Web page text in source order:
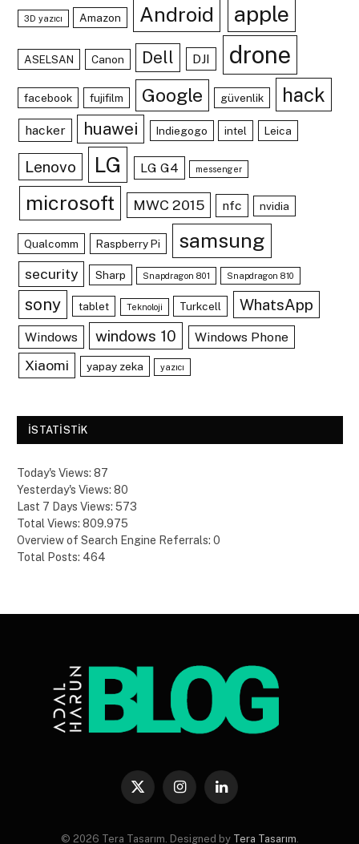
3D yazıcı Amazon Android apple
ASELSAN Canon Dell DJI drone
facebook fujifilm Google güvenlik hack
hacker huawei Indiegogo intel Leica
Lenovo LG LG G4 messenger
microsoft MWC 2015 nfc nvidia
Qualcomm Raspberry Pi samsung
security Sharp Snapdragon 801 Snapdragon 810
sony tablet Teknoloji Turkcell WhatsApp
Windows windows 10 Windows Phone
Xiaomi yapay zeka yazıcı
ISTATISTIK
Today's Views: 87
Yesterday's Views: 80
Last 7 Days Views: 573
Total Views: 809.975
Overview of Search Engine Referrals: 0
Total Posts: 464
X
InstagramLinkedIn
© 2026 Tera Tasarım. Designed by Tera Tasarım.